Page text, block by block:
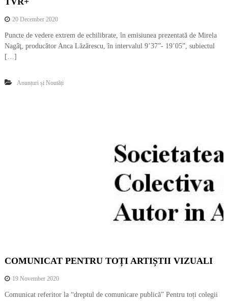
20 December 2020
Puncte de vedere extrem de echilibrate, în emisiunea prezentată de Mirela
Nagâţ, producător Anca Lăzărescu, în intervalul 9’37”- 19’05”, subiectul
[…]
Anunțuri și Noutăți
COMUNICAT PENTRU TOȚI ARTIȘTII VIZUALI
19 November 2020
Comunicat referitor la “dreptul de comunicare publică” Pentru toți colegii